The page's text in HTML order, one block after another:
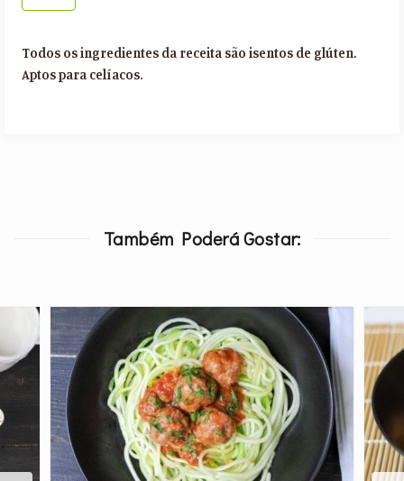
Todos os ingredientes da receita são isentos de glúten.
Aptos para celíacos.
Também Poderá Gostar: